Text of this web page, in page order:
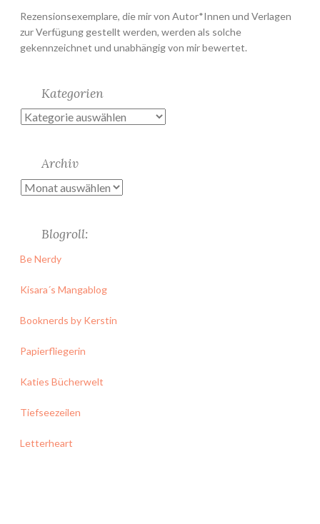
Rezensionsexemplare, die mir von Autor*Innen und Verlagen
zur Verfügung gestellt werden, werden als solche
gekennzeichnet und unabhängig von mir bewertet.
Kategorien
Kategorien
Archiv
Archiv
Blogroll:
Be Nerdy
Kisara´s Mangablog
Booknerds by Kerstin
Papierfliegerin
Katies Bücherwelt
Tiefseezeilen
Letterheart